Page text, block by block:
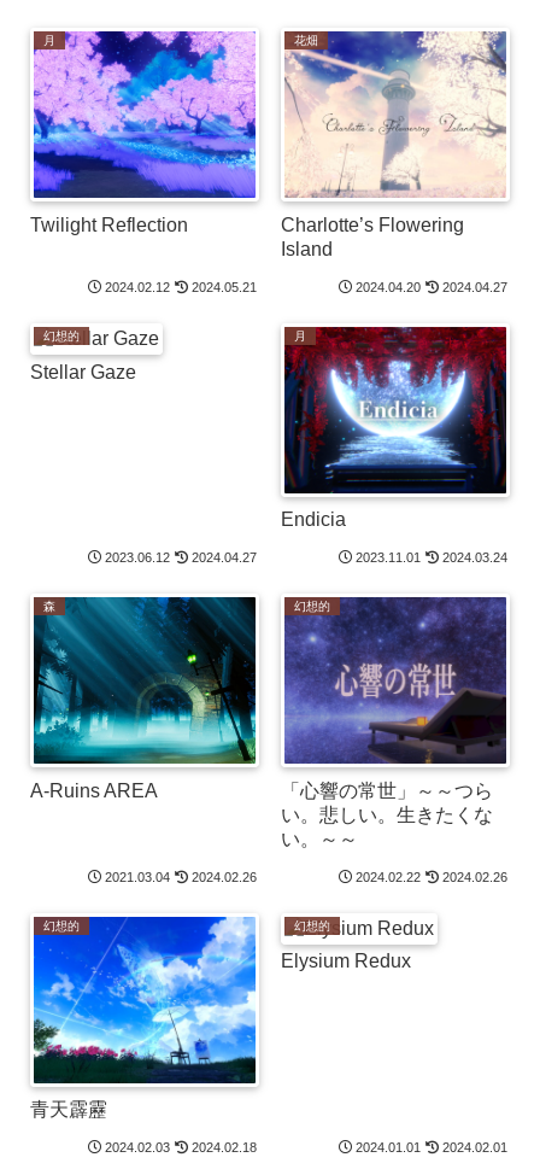
月
Twilight Reflection
2024.02.12 2024.05.21
花畑
Charlotte’s Flowering
Island
2024.04.20 2024.04.27
幻想的
Stellar Gaze
2023.06.12 2024.04.27
月
Endicia
2023.11.01 2024.03.24
森
A-Ruins AREA
2021.03.04 2024.02.26
幻想的
「心響の常世」～～つら
い。悲しい。生きたくな
い。～～
2024.02.22 2024.02.26
幻想的
青天霹靂
2024.02.03 2024.02.18
幻想的
Elysium Redux
2024.01.01 2024.02.01